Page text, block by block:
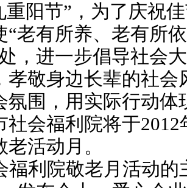
重阳节”，为了庆祝
“老有所养、老有所
，进一步倡导社会
孝敬身边长辈的社会
氛围，用实际行动体
社会福利院将于2012
活动月。
利院敬老月活动的